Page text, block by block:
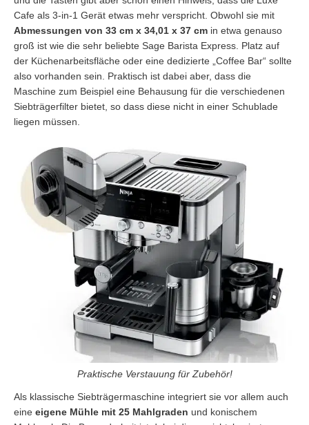
Cafe als 3-in-1 Gerät etwas mehr verspricht. Obwohl sie mit
Abmessungen von 33 cm x 34,01 x 37 cm in etwa genauso
groß ist wie die sehr beliebte Sage Barista Express. Platz auf
der Küchenarbeitsfläche oder eine dedizierte „Coffee Bar“ sollte
also vorhanden sein. Praktisch ist dabei aber, dass die
Maschine zum Beispiel eine Behausung für die verschiedenen
Siebträgerfilter bietet, so dass diese nicht in einer Schublade
liegen müssen.
Praktische Verstauung für Zubehör!
Als klassische Siebträgermaschine integriert sie vor allem auch
eine eigene Mühle mit 25 Mahlgraden und konischem